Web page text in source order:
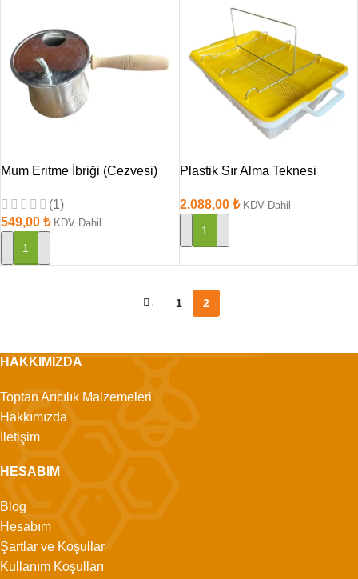
Mum Eritme İbriği (Cezvesi)
(1)
549,00 ₺ KDV Dahil
SEPETE EKLE
Plastik Sır Alma Teknesi
2.088,00 ₺ KDV Dahil
SEPETE EKLE
← 1 2
HAKKIMIZDA
Toptan Arıcılık Malzemeleri
Hakkımızda
İletişim
HESABIM
Blog
Hesabım
Şartlar ve Koşullar
Kullanım Koşulları